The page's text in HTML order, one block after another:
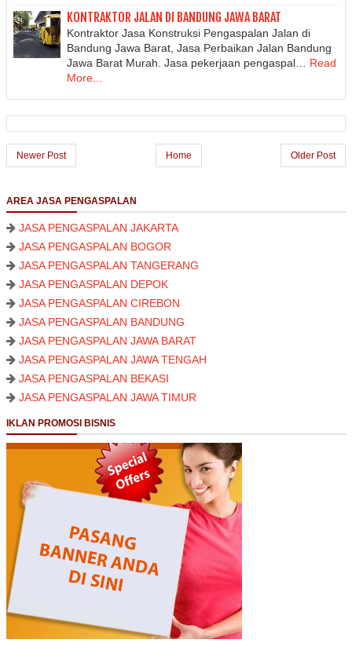
KONTRAKTOR JALAN DI BANDUNG JAWA BARAT
Kontraktor Jasa Konstruksi Pengaspalan Jalan di
Bandung Jawa Barat, Jasa Perbaikan Jalan Bandung
Jawa Barat Murah. Jasa pekerjaan pengaspal…
Read
More...
Newer Post Older Post
Home
AREA JASA PENGASPALAN
JASA PENGASPALAN JAKARTA
JASA PENGASPALAN BOGOR
JASA PENGASPALAN TANGERANG
JASA PENGASPALAN DEPOK
JASA PENGASPALAN CIREBON
JASA PENGASPALAN BANDUNG
JASA PENGASPALAN JAWA BARAT
JASA PENGASPALAN JAWA TENGAH
JASA PENGASPALAN BEKASI
JASA PENGASPALAN JAWA TIMUR
IKLAN PROMOSI BISNIS